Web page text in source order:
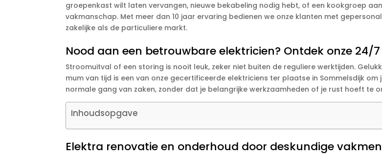
groepenkast wilt laten vervangen, nieuwe bekabeling nodig hebt, of een kookgroep
vakmanschap. Met meer dan 10 jaar ervaring bedienen we onze klanten met
zakelijke als de particuliere markt.
Nood aan een betrouwbare elektricien? Ontdek onze 24/
Stroomuitval of een storing is nooit leuk, zeker niet buiten de reguliere werktijden.
mum van tijd is een van onze gecertificeerde elektriciens ter plaatse in Sommelsdijk
normale gang van zaken, zonder dat je belangrijke werkzaamheden of je rust hoeft te
Inhoudsopgave
Elektra renovatie en onderhoud door deskundige